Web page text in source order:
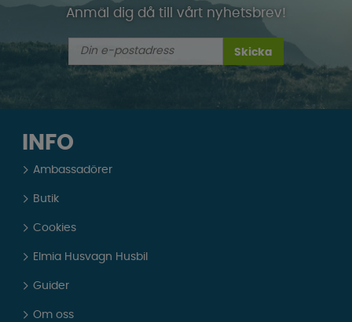
Anmäl dig då till vårt nyhetsbrev!
Skicka
INFO
Ambassadörer
Butik
Cookies
Elmia Husvagn Husbil
Guider
Om oss